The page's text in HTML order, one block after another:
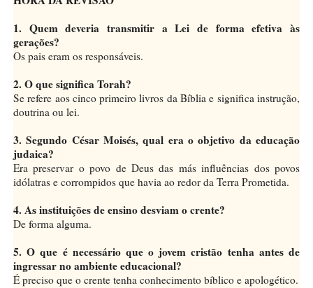
1. Quem deveria transmitir a Lei de forma efetiva às
gerações?
Os pais eram os responsáveis.
2. O que significa Torah?
Se refere aos cinco primeiro livros da Bíblia e significa instrução,
doutrina ou lei.
3. Segundo César Moisés, qual era o objetivo da educação
judaica?
Era preservar o povo de Deus das más influências dos povos
idólatras e corrompidos que havia ao redor da Terra Prometida.
4. As instituições de ensino desviam o crente?
De forma alguma.
5. O que é necessário que o jovem cristão tenha antes de
ingressar no ambiente educacional?
É preciso que o crente tenha conhecimento bíblico e apologético.